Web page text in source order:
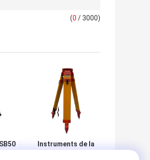
(0 / 3000)
Instruments de la